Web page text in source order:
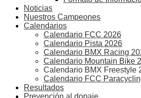
Noticias
Nuestros Campeones
Calendarios
Calendario FCC 2026
Calendario Pista 2026
Calendario BMX Racing
Calendario Mountain Bike
Calendario BMX Freestyle
Calendario FCC
Resultados
Prevención al dopaje